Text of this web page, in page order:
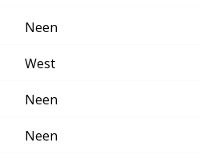
Neen
West
Neen
Neen